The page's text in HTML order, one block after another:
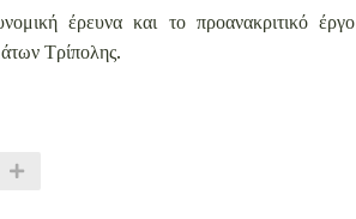
έρευνα και το προανακριτικό έργο
Τρίπολης.